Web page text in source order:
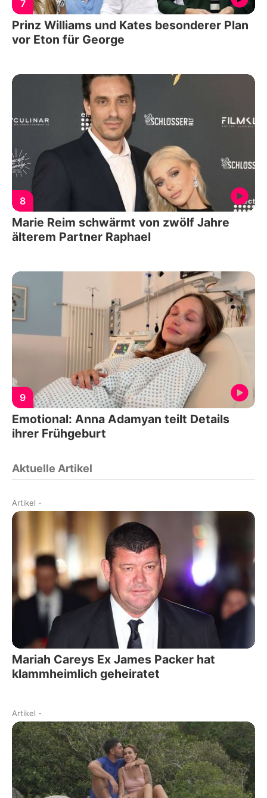
7
Prinz Williams und Kates besonderer Plan
vor Eton für George
8
Marie Reim schwärmt von zwölf Jahre
älterem Partner Raphael
9
Emotional: Anna Adamyan teilt Details
ihrer Frühgeburt
Aktuelle Artikel
Artikel -
Mariah Careys Ex James Packer hat
klammheimlich geheiratet
Artikel -